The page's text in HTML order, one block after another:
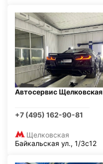
Автосервис Щелковская
+7 (495) 162-90-81
Щелковская
Байкальская ул., 1/3с12